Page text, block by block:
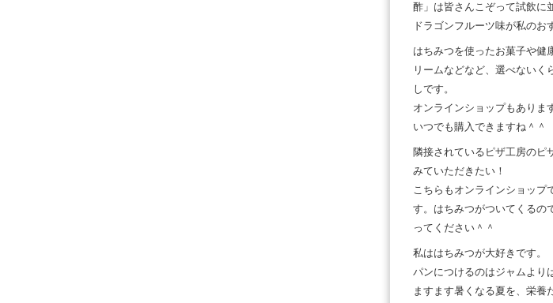
酢」は皆さんこぞって試飲に
ドラゴンフルーツ味が私のお
はちみつを使ったお菓子や健
リームなどなど、選べないく
しです。
オンラインショップもありま
いつでも購入できますね＾＾
隣接されているピザ工房のピ
みていただきたい！
こちらもオンラインショップ
す。はちみつがついてくるの
ってください＾＾
私ははちみつが大好きです。
パンにつけるのはジャムより
ますます暑くなる夏を、栄養